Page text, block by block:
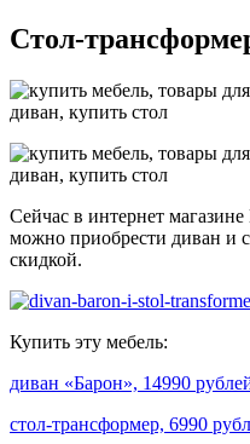
Стол-
Сейчас в интернет магазине
можно приобрести диван и
скидкой.
Купить эту мебель:
диван «Барон», 14990
стол-трансформер, 6990